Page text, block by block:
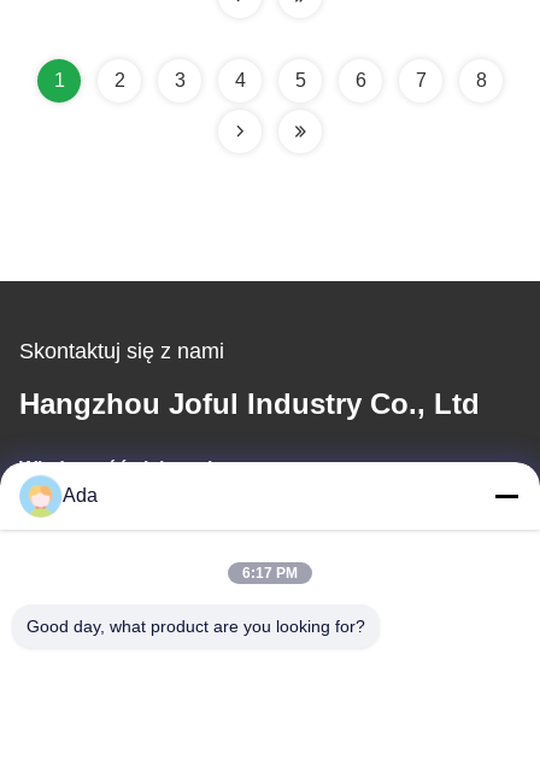
1 2 3 4 5 6 7 8
Skontaktuj się z nami
Hangzhou Joful Industry Co., Ltd
Wiadomość elektroniczna
Ada
6:17 PM
Good day, what product are you looking for?